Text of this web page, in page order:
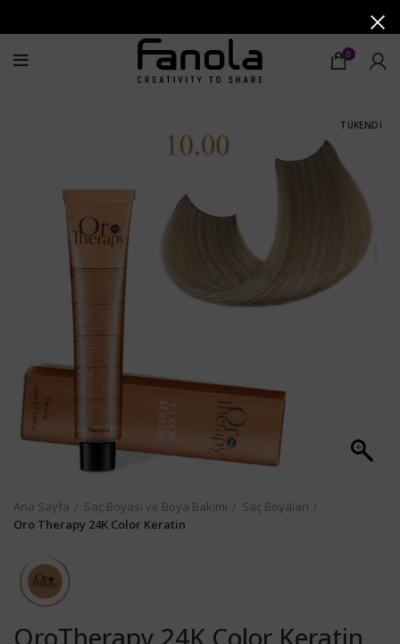
0
TÜKENDI
Ana Sayfa Saç Boyası ve Boya Bakımı
Saç Boyaları
Oro Therapy 24K Color Keratin
OroTherapy 24K Color Keratin